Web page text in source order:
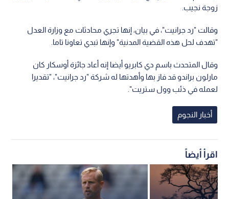
زوجة نجيب.
وقالت "رد جرانيت"، في بيان، إنها تجري محادثات مع وزارة العدل
"تهدف لحل هذه القضية المدنية" وإنها تبدي تعاونا تاما.
وقال المتحدث باسم دي كابريو أيضا إنه أعاد جائزة أوسكار كان
مارلون براندو قد فاز بها وأهدتها له شركة "رد جرانيت"، "تقديرا
لعمله في ذئب وول ستريت".
أخبار النجوم
اقرأ أيضاً